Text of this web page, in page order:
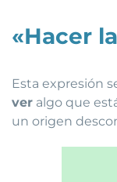
«Hacer
Esta expresión
ver algo que
un origen